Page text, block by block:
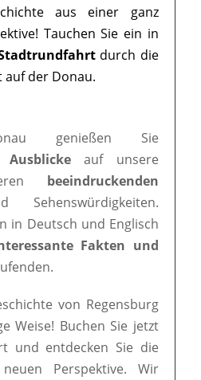
aus einer ganz
Tauchen Sie ein in
durch die
auf der Donau.
genießen Sie
Ausblickeauf unsere
beeindruckenden
in Deutsch und Englisch
Fakten und
von Regensburg
Weise! Buchen Sie jetzt
und entdecken Sie die
Perspektive. Wir